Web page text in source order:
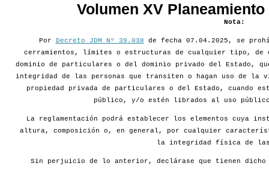
Volumen XV
Nota:
Por Decreto JDM Nº 39.038 de fecha 07.04.2025, se
cerramientos, límites o estructuras de cualquier tipo, de
dominio de particulares o del dominio privado del Estado,
integridad de las personas que transiten o hagan uso de la
propiedad privada de particulares o del Estado, cuando
público, y/o estén librados al uso
La reglamentación podrá establecer los elementos cuya
altura, composición o, en general, por cualquier
la integridad física de las
Sin perjuicio de lo anterior, declárase que tienen dicho